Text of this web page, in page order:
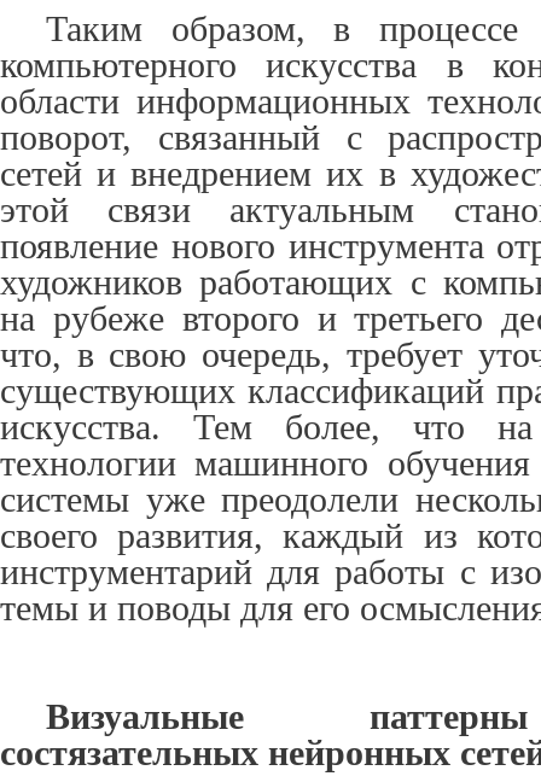
Таким образом, в процессе
компьютерного искусства в
области информационных
поворот, связанный с
сетей и внедрением их в
этой связи актуальным
появление нового инструмента
художников работающих с
на рубеже второго и третьего
что, в свою очередь, требует
существующих классификаций
искусства. Тем более, что
технологии машинного
системы уже преодолели
своего развития, каждый из
инструментарий для работы с
темы и поводы для его
Визуальные
состязательных нейронных